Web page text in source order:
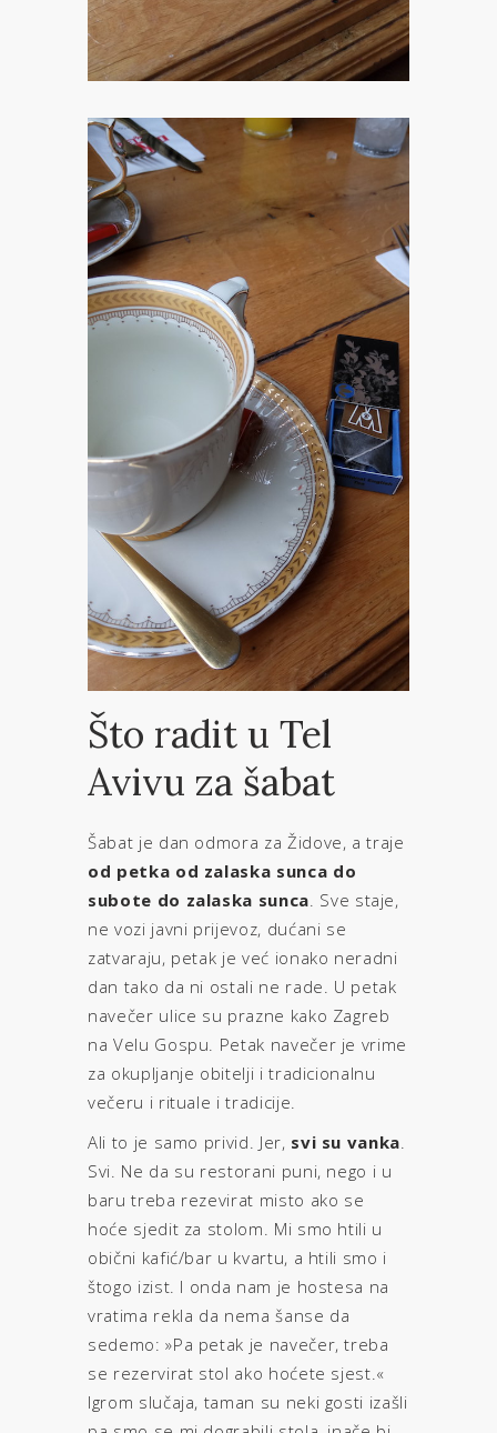
Što radit u Tel
Avivu za šabat
Šabat je dan odmora za Židove, a traje
od petka od zalaska sunca do
subote do zalaska sunca . Sve staje,
ne vozi javni prijevoz, dućani se
zatvaraju, petak je već ionako neradni
dan tako da ni ostali ne rade. U petak
navečer ulice su prazne kako Zagreb
na Velu Gospu. Petak navečer je vrime
za okupljanje obitelji i tradicionalnu
večeru i rituale i tradicije.
Ali to je samo privid. Jer, svi su vanka
Svi. Ne da su restorani puni, nego i u
baru treba rezevirat misto ako se
hoće sjedit za stolom. Mi smo htili u
obični kafić/bar u kvartu, a htili smo i
štogo izist. I onda nam je hostesa na
vratima rekla da nema šanse da
sedemo: »Pa petak je navečer, treba
se rezervirat stol ako hoćete sjest.«
Igrom slučaja, taman su neki gosti izašli